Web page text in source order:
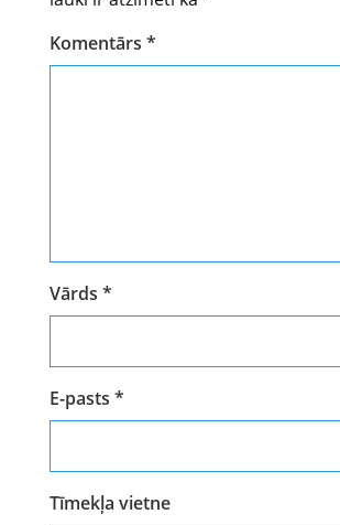
Komentārs *
Vārds *
E-pasts *
Tīmekļa vietne